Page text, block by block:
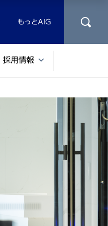
もっとAIG
採用情報